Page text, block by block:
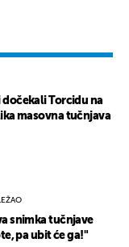
dočekali Torcidu na
masovna tučnjava
snimka tučnjave
pa ubit će ga!"